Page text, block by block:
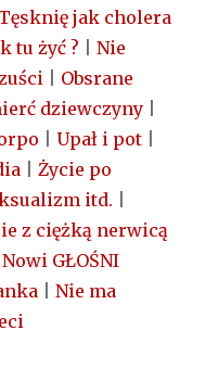
Tęsknię jak cholera
tu żyć ?
Nie
Obsrane
dziewczyny
Upał i pot
Życie po
itd.
z ciężką nerwicą
Nowi GŁOŚNI
Nie ma